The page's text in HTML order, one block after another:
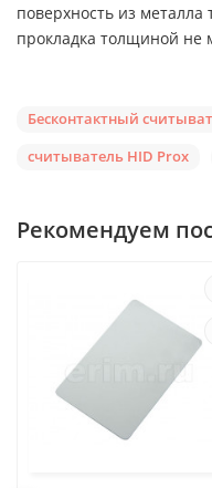
поверхность из металла
прокладка толщиной не
Бесконтактный
считыватель HID Prox
Рекомендуем